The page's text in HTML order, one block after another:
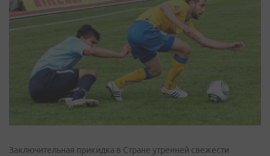
Заключительная прикидка в Стране утренней свежести